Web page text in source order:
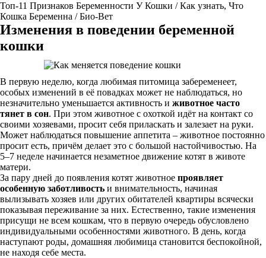
Топ-11 Признаков Беременности У Кошки / Как узнать, Что
Кошка Беременна / Био-Вет
Изменения в поведении беременной
кошки
В первую неделю, когда любимая питомица забеременеет,
особых изменений в её повадках может не наблюдаться, но
незначительно уменьшается активность и животное часто
тянет в сон. При этом животное с охоткой идёт на контакт со
своими хозяевами, просит себя приласкать и залезает на руки.
Может наблюдаться повышение аппетита – животное постоянно
просит есть, причём делает это с большой настойчивостью. На
5–7 неделе начинается незаметное движение котят в животе
матери.
За пару дней до появления котят животное проявляет
особенную заботливость и внимательность, начиная
вылизывать хозяев или других обитателей квартиры всячески
показывая переживание за них. Естественно, такие изменения
присущи не всем кошкам, что в первую очередь обусловлено
индивидуальными особенностями животного. В день, когда
наступают роды, домашняя любимица становится беспокойной,
не находя себе места.